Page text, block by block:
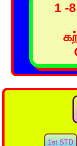
1 -
1st STD